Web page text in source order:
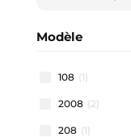
Modèle
108 (1)
2008 (2)
208 (1)